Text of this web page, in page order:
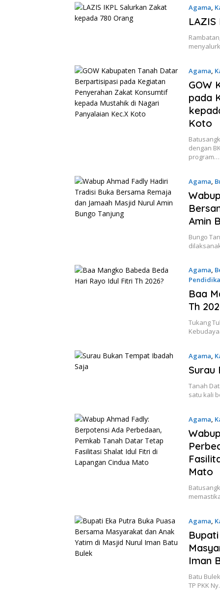
Agama,
2026
Agama,
2026
GOW
pada
Koto
dengan
program…
Agama,
15 Maret
Amin
Bungo
Agama,
15 Maret
Baa
Th
Tukang
Agama,
15 Maret
Surau
Tanah
satu kali
Agama,
2026
Mato
Agama,
10 Maret
Iman
Batu
TP PKK